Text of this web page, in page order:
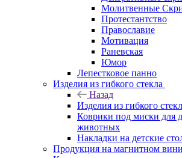
Молитвенные
Протестантство
Православие
Мотивация
Раневская
Юмор
Лепестковое панно
Изделия из гибкого стекла
Назад
Изделия из гибкого
Коврики под миски для
животных
Накладки на детские
Продукция на магнитном